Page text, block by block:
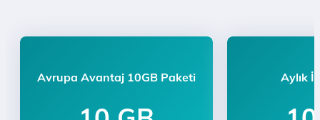
Avrupa Avantaj 10GB Paketi Aylık